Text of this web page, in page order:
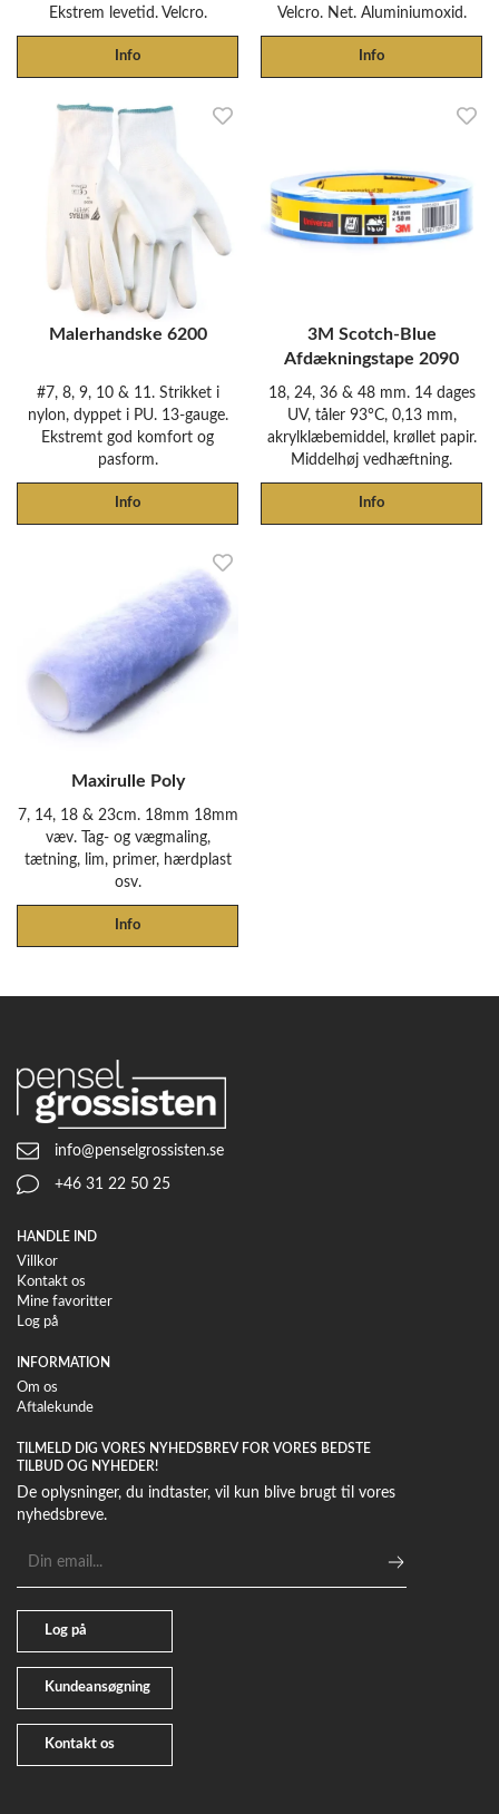
Ekstrem levetid. Velcro.
Info
Velcro. Net. Aluminiumoxid.
Info
Malerhandske 6200
#7, 8, 9, 10 & 11. Strikket i
nylon, dyppet i PU. 13-gauge.
Ekstremt god komfort og
pasform.
Info
3M Scotch-Blue
Afdækningstape 2090
18, 24, 36 & 48 mm. 14 dages
UV, tåler 93°C, 0,13 mm,
akrylklæbemiddel, krøllet papir.
Middelhøj vedhæftning.
Info
Maxirulle Poly
7, 14, 18 & 23cm. 18mm 18mm
væv. Tag- og vægmaling,
tætning, lim, primer, hærdplast
osv.
Info
info@penselgrossisten.se
+46 31 22 50 25
HANDLE IND
Villkor
Kontakt os
Mine favoritter
Log på
INFORMATION
Om os
Aftalekunde
TILMELD DIG VORES NYHEDSBREV FOR VORES BEDSTE
TILBUD OG NYHEDER!
De oplysninger, du indtaster, vil kun blive brugt til vores
nyhedsbreve.
mailadresse
Kontakt os
Kundeansøgning
Log på